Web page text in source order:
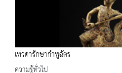
เทวดารักษากำพูฉัตร
ความรู้ทั่วไป